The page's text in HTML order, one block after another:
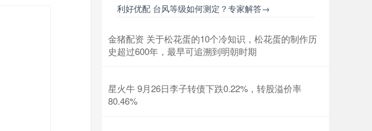
利好优配 台风等级如何测定？专家解答→
金猪配资 关于松花蛋的10个冷知识，松花蛋的制作历
史超过600年，最早可追溯到明朝时期
星火牛 9月26日李子转债下跌0.22%，转股溢价率
80.46%